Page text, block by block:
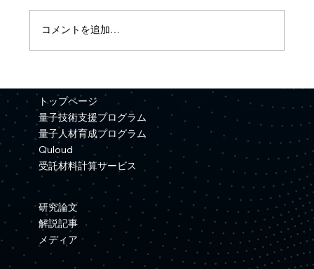
資本業務提携を締結
コメントを追加…
トップページ
量子技術支援プログラム
量子人材育成プログラム
Quloud
受託材料計算サービス
研究論文
解説記事
メディア